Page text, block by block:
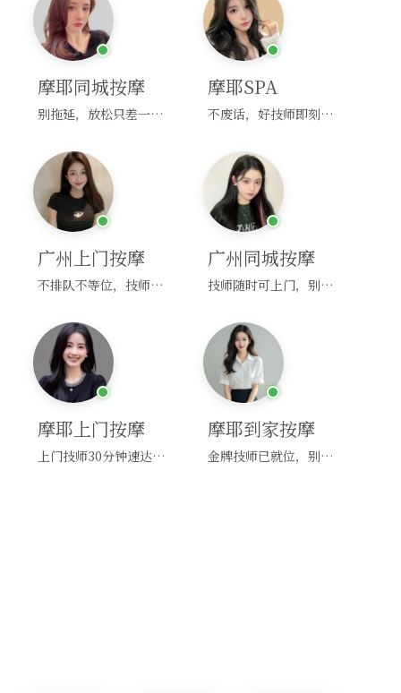
摩耶同城按摩
别拖延，放松只差一次点击！
摩耶SPA
不废话，好技师即刻上门，约！
广州上门按摩
不排队不等位，技师直奔你家！
广州同城按摩
技师随时可上门，别啰嗦，赶紧约！
摩耶上门按摩
上门技师30分钟速达，别问，快约！
摩耶到家按摩
金牌技师已就位，别纠结，马上预约！